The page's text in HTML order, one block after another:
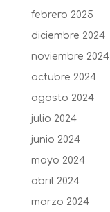
febrero 2025
diciembre 2024
noviembre 2024
octubre 2024
agosto 2024
julio 2024
junio 2024
mayo 2024
abril 2024
marzo 2024